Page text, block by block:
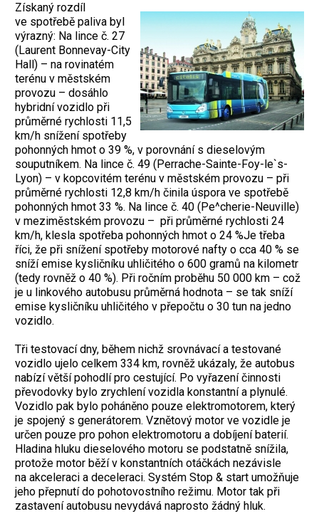
Získaný rozdíl
ve spotřebě paliva byl
výrazný: Na lince č. 27
(Laurent Bonnevay-City
Hall) – na rovinatém
terénu v městském
provozu – dosáhlo
hybridní vozidlo při
průměrné rychlosti 11,5
km/h snížení spotřeby
pohonných hmot o 39 %, v porovnání s dieselovým
souputníkem. Na lince č. 49 (Perrache-Sainte-Foy-le`s-
Lyon) – v kopcovitém terénu v městském provozu – při
průměrné rychlosti 12,8 km/h činila úspora ve spotřebě
pohonných hmot 33 %. Na lince č. 40 (Pe^cherie-Neuville)
v meziměstském provozu – při průměrné rychlosti 24
km/h, klesla spotřeba pohonných hmot o 24 %Je třeba
říci, že při snížení spotřeby motorové nafty o cca 40 % se
sníží emise kysličníku uhličitého o 600 gramů na kilometr
(tedy rovněž o 40 %). Při ročním proběhu 50 000 km – což
je u linkového autobusu průměrná hodnota – se tak sníží
emise kysličníku uhličitého v přepočtu o 30 tun na jedno
vozidlo.
Tři testovací dny, během nichž srovnávací a testované
vozidlo ujelo celkem 334 km, rovněž ukázaly, že autobus
nabízí větší pohodlí pro cestující. Po vyřazení činnosti
převodovky bylo zrychlení vozidla konstantní a plynulé.
Vozidlo pak bylo poháněno pouze elektromotorem, který
je spojený s generátorem. Vznětový motor ve vozidle je
určen pouze pro pohon elektromotoru a dobíjení baterií.
Hladina hluku dieselového motoru se podstatně snížila,
protože motor běží v konstantních otáčkách nezávisle
na akceleraci a deceleraci. Systém Stop & start umožňuje
jeho přepnutí do pohotovostního režimu. Motor tak při
zastavení autobusu nevydává naprosto žádný hluk.